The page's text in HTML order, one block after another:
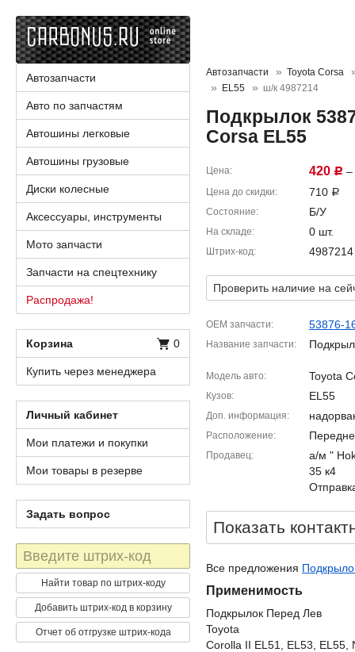
Автозапчасти
Toyota Corsa
EL55
ш/к 4987214
Подкрылок
Corsa EL55
Цена 420 Р –
Цена до скидки 710 Р
Состояние Б/У
На складе 0 шт.
Штрих-код 4987214
Проверить наличие на
OEM запчасти 53876-
Название запчасти
Модель авто Toyota
Кузов EL55
Доп. информация
Расположение
Продавец
а/м "
35 к4
Показать
Все предложения
Применимость
Подкрылок Перед Лев
Toyota
Corolla II EL51, EL53, EL55,
Автозапчасти
Авто по запчастям
Автошины легковые
Автошины грузовые
Диски колесные
Аксессуары, инструменты
Мото запчасти
Запчасти на спецтехнику
Распродажа!
Корзина 0
Купить через менеджера
Личный кабинет
Мои платежи и покупки
Мои товары в резерве
Задать вопрос
Штрих-
код
Найти товар по штрих-коду
Добавить штрих-код в корзину
Отчет об отгрузке штрих-кода